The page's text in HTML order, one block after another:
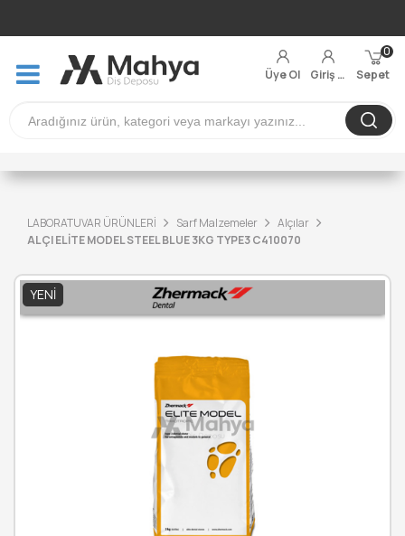
Üye Ol Giriş Yap Sepet
0
LABORATUVAR ÜRÜNLERİ Sarf Malzemeler
Alçılar
ALÇI ELİTE MODEL STEEL BLUE 3KG TYPE3 C410070
YENI